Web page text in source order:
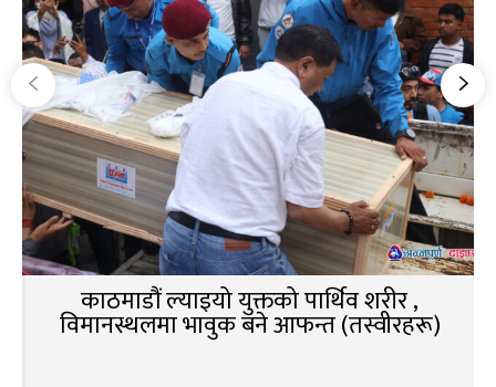
काठमाडौं ल्याइयो युक्तको पार्थिव शरीर ,
विमानस्थलमा भावुक बने आफन्त (तस्वीरहरू)